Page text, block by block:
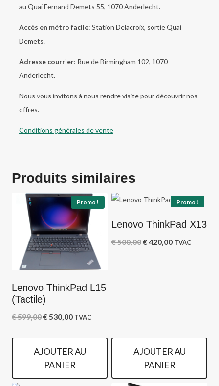
au Quai Fernand Demets 55, 1070 Anderlecht.
Accès en métro facile: Station Delacroix, sortie Quai
Demets.
Adresse courrier: Rue de Birmingham 102, 1070
Anderlecht.
Nous vous invitons à nous rendre visite pour découvrir nos
offres.
Conditions générales de vente
Produits similaires
Promo !
Lenovo ThinkPad L15
(Tactile)
€599,00Le
initial
était :
€ 599,00.
€530,00Le
actuel
est :
€ 530,00.
TVAC
AJOUTER AU
PANIER
Promo !
Lenovo ThinkPad X13
€500,00Le
€420,00Le
TVAC
AJOUTER AU
PANIER